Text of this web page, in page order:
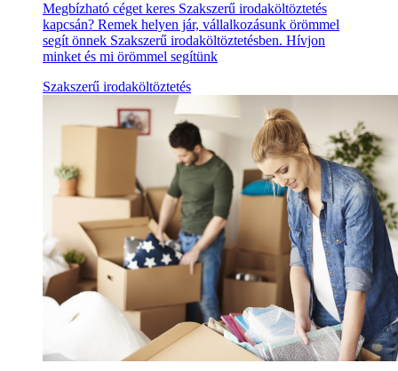
Megbízható céget keres Szakszerű irodaköltöztetés
kapcsán? Remek helyen jár, vállalkozásunk örömmel
segít önnek Szakszerű irodaköltöztetésben. Hívjon
minket és mi örömmel segítünk
Szakszerű irodaköltöztetés